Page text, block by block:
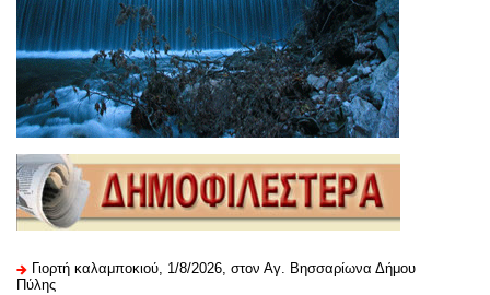
Γιορτή καλαμποκιού, 1/8/2026, στον Αγ. Βησσαρίωνα Δήμου
Πύλης